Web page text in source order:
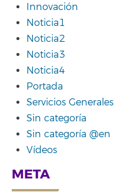
Innovación
Noticia1
Noticia2
Noticia3
Noticia4
Portada
Servicios Generales
Sin categoría
Sin categoría @en
Vídeos
META